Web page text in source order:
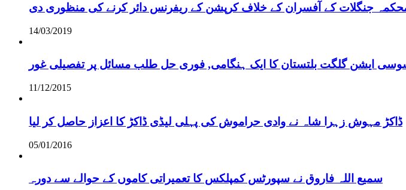
جنگلات کے آفسران کے خلاف کرپشن کے ریفرنس دائر کرنے کی منظوری دی
14/03/2019
ایشن گلگت بلتستان کا ایک ہنگامی, فوری حل طلب مسائل پر تفصیلی غور
11/12/2015
ڈاکڑ مہوش زہرا شاہ نے وادی حراموش کی پہلی لیڈی ڈاکڑ کا اعزاز حاصل کر لیا
05/01/2016
سمیع اللہ فاروق نے سپورٹس کمپلکس کا تعمیراتی کاموں کے حوالے سے دورہ